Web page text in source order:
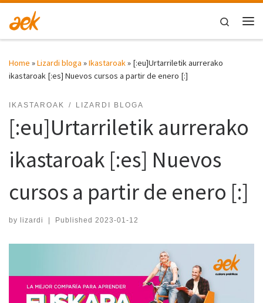
Skip to content
Search
Home »Lizardi bloga »Ikastaroak» [:eu]Urtarriletik aurrerako
ikastaroak [:es] Nuevos cursos a partir de enero [:]
IKASTAROAK LIZARDI BLOGA
[:eu]Urtarriletik aurrerako
ikastaroak [:es] Nuevos
cursos a partir de enero [:]
by lizardi | Published 2023-01-12